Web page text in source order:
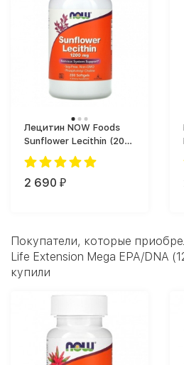
Лецитин NOW Foods
Sunflower Lecithin (200
капс.)
2 690 ₽
Покупатели, которые
Life Extension Mega EPA/DNA
купили